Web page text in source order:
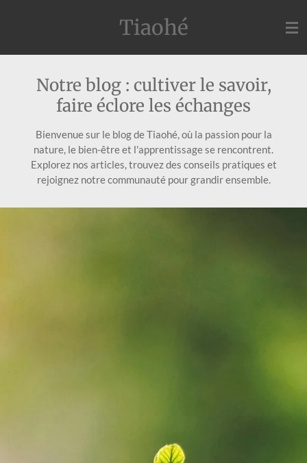
principal
Tiaohé
Notre blog : cultiver le savoir,
faire éclore les échanges
Bienvenue sur le blog de Tiaohé, où la passion pour la
nature, le bien-être et l'apprentissage se rencontrent.
Explorez nos articles, trouvez des conseils pratiques et
rejoignez notre communauté pour grandir ensemble.